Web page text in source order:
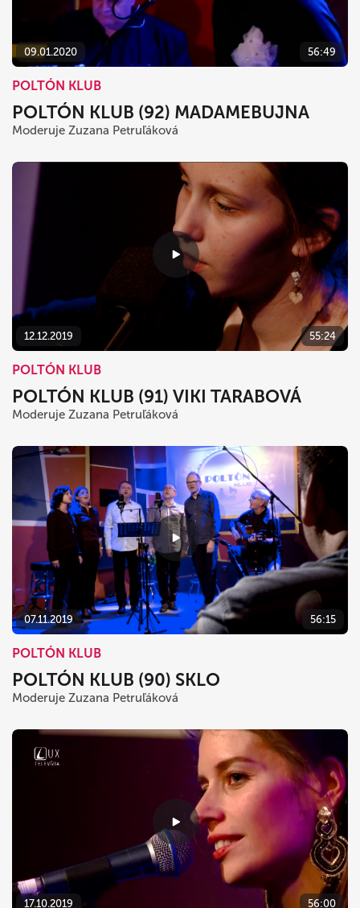
09.01.2020 56:49
POLTÓN KLUB
POLTÓN KLUB (92) MADAMEBUJNA
Moderuje Zuzana Petruľáková
12.12.2019 55:24
POLTÓN KLUB
POLTÓN KLUB (91) VIKI TARABOVÁ
Moderuje Zuzana Petruľáková
07.11.2019 56:15
POLTÓN KLUB
POLTÓN KLUB (90) SKLO
Moderuje Zuzana Petruľáková
17.10.2019 56:00